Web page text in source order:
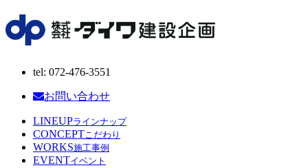
tel: 072-476-3551
お問い合わせ
LINEUPラインナップ
CONCEPT こだわり
WORKS施工事例
EVENTイベント